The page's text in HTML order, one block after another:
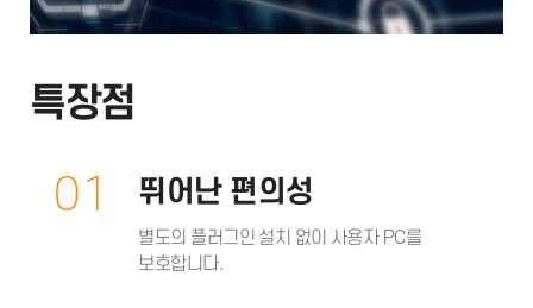
특장점
01 뛰어난 편의성
별도의 플러그인 설치 없이 사용자 PC를
보호합니다.